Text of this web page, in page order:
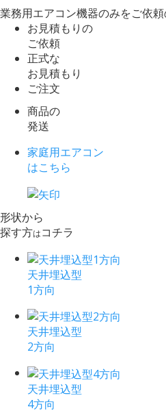
業務用エアコン機器のみをご依
お見積もりの
ご依頼
正式な
お見積もり
ご注文
商品の
発送
家庭用エアコン
はこちら
形状から
探す方はコチラ
天井埋込型
1方向
天井埋込型
2方向
天井埋込型
4方向